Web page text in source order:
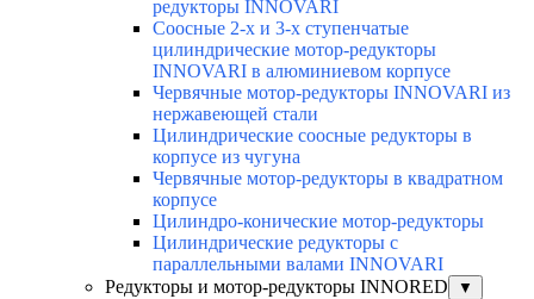
редукторы INNOVARI
Соосные 2-х и 3-х ступенчатые
цилиндрические мотор-редукторы
INNOVARI в алюминиевом корпусе
Червячные мотор-редукторы INNOVARI из
нержавеющей стали
Цилиндрические соосные редукторы в
корпусе из чугуна
Червячные мотор-редукторы в квадратном
корпусе
Цилиндро-конические мотор-редукторы
Цилиндрические редукторы с
параллельными валами INNOVARI
Редукторы и мотор-редукторы INNORED
▼